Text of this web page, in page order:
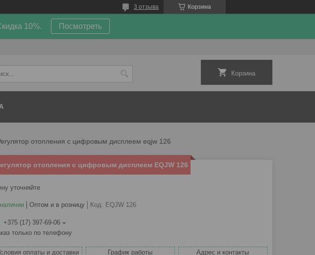
Корзина
3 отзыва
10%. Посмотреть
Корзина
отопления с цифровым дисплеем eqjw 126
отопления с цифровым дисплеем EQJW 126
уточняйте
Оптом и в розницу Код: EQJW 126
+375 (17) 397-69-06
только по телефону
оплаты и доставки График работы Адрес и контакты